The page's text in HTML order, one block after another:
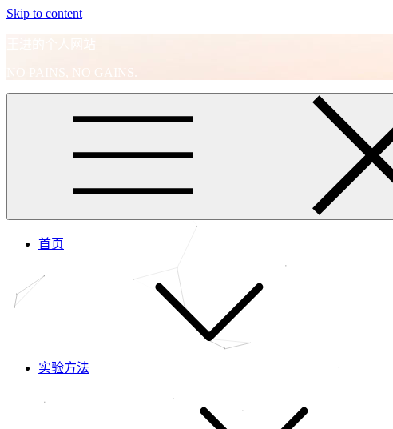
Skip to content
王进的个人网站
NO PAINS, NO GAINS.
首页
实验方法